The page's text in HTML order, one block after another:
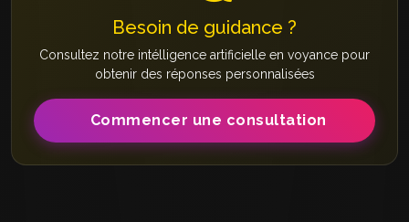
Besoin de guidance ?
Consultez notre intélligence artificielle en voyance pour
obtenir des réponses personnalisées
Commencer une consultation